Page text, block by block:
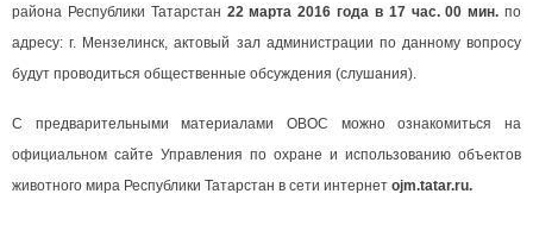
района Республики Татарстан 22 марта 2016 года в 17 час. 00 мин. по
адресу: г. Мензелинск, актовый зал администрации по данному вопросу
будут проводиться общественные обсуждения (слушания).
С предварительными материалами ОВОС можно ознакомиться на
официальном сайте Управления по охране и использованию объектов
животного мира Республики Татарстан в сети интернет ojm.tatar.ru.